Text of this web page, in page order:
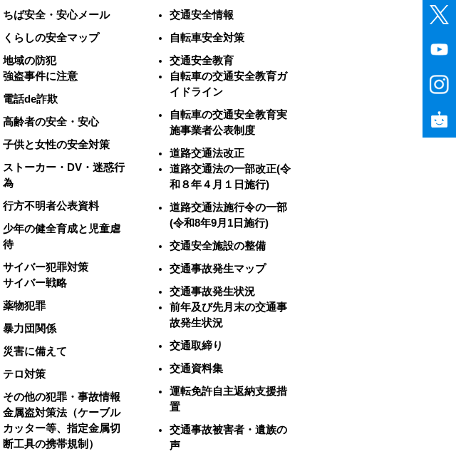
ちば安全・安心メール
くらしの安全マップ
地域の防犯
強盗事件に注意
電話de詐欺
高齢者の安全・安心
子供と女性の安全対策
ストーカー・DV・迷惑行
為
行方不明者公表資料
少年の健全育成と児童虐
待
サイバー犯罪対策
サイバー戦略
薬物犯罪
暴力団関係
災害に備えて
テロ対策
その他の犯罪・事故情報
金属盗対策法（ケーブル
カッター等、指定金属切
断工具の携帯規制）
交通安全情報
自転車安全対策
交通安全教育
自転車の交通安全教育ガ
イドライン
自転車の交通安全教育実
施事業者公表制度
道路交通法改正
道路交通法の一部改正(令
和８年４月１日施行)
道路交通法施行令の一部
(令和8年9月1日施行)
交通安全施設の整備
交通事故発生マップ
交通事故発生状況
前年及び先月末の交通事
故発生状況
交通取締り
交通資料集
運転免許自主返納支援措
置
交通事故被害者・遺族の
声